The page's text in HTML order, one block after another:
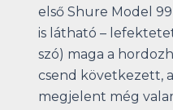
első Shure Model
is látható –
szó) maga a
csend következett,
megjelent még